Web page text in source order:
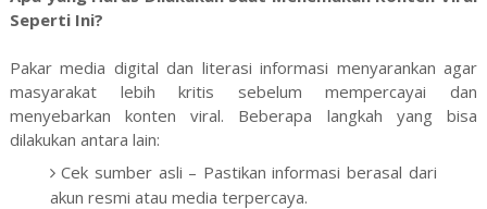
Seperti Ini?
Pakar media digital dan literasi informasi menyarankan agar
masyarakat lebih kritis sebelum mempercayai dan
menyebarkan konten viral. Beberapa langkah yang bisa
dilakukan antara lain:
Cek sumber asli – Pastikan informasi berasal dari
akun resmi atau media terpercaya.